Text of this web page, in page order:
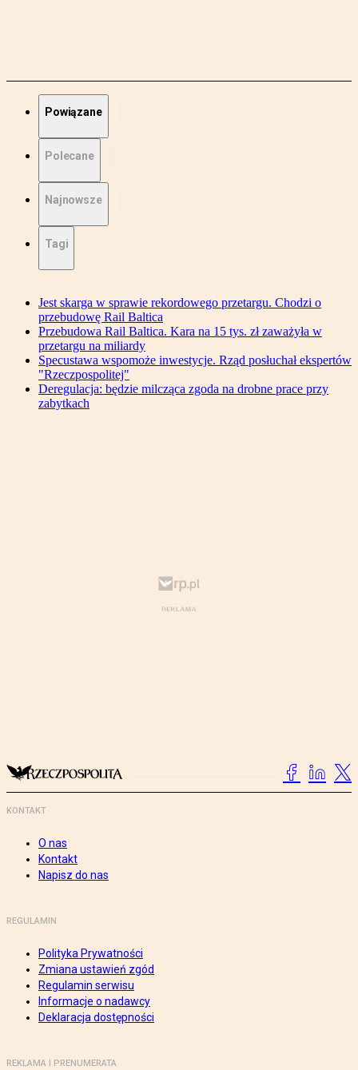
Powiązane
Polecane
Najnowsze
Tagi
Jest skarga w sprawie rekordowego przetargu. Chodzi o
przebudowę Rail Baltica
Przebudowa Rail Baltica. Kara na 15 tys. zł zaważyła w
przetargu na miliardy
Specustawa wspomoże inwestycje. Rząd posłuchał ekspertów
"Rzeczpospolitej"
Deregulacja: będzie milcząca zgoda na drobne prace przy
zabytkach
KONTAKT
O nas
Kontakt
Napisz do nas
REGULAMIN
Polityka Prywatności
Zmiana ustawień zgód
Regulamin serwisu
Informacje o nadawcy
Deklaracja dostępności
REKLAMA I PRENUMERATA